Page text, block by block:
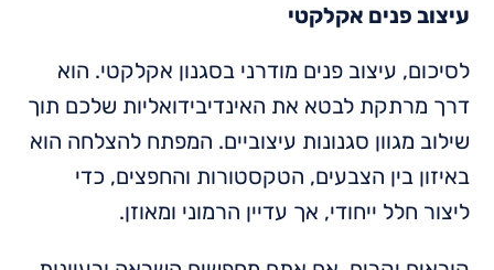
עיצוב פנים אקלקטי
לסיכום, עיצוב פנים מודרני בסגנון אקלקטי. הוא
דרך מרתקת לבטא את האינדיבידואליות שלכם תוך
שילוב מגוון סגנונות עיצוביים. המפתח להצלחה הוא
באיזון בין הצבעים, הטקסטורות והחפצים, כדי
ליצור חלל ייחודי, אך עדיין הרמוני ומאוזן.